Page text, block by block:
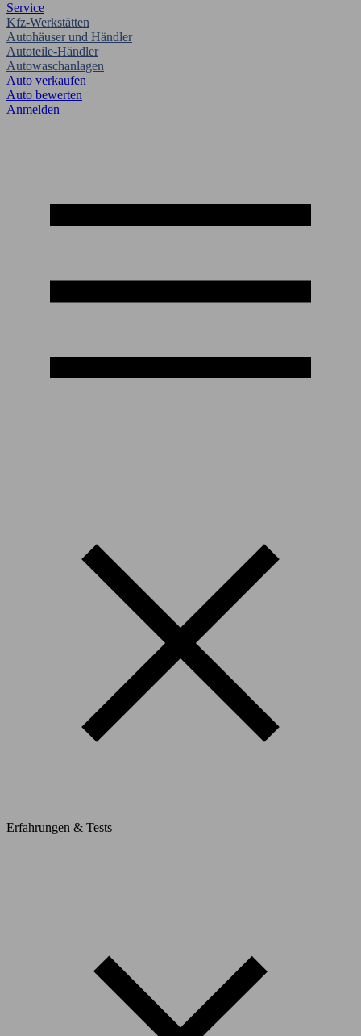
Service
Kfz-Werkstätten
Autohäuser und Händler
Autoteile-Händler
Autowaschanlagen
Auto verkaufen
Auto bewerten
Anmelden
Erfahrungen & Tests